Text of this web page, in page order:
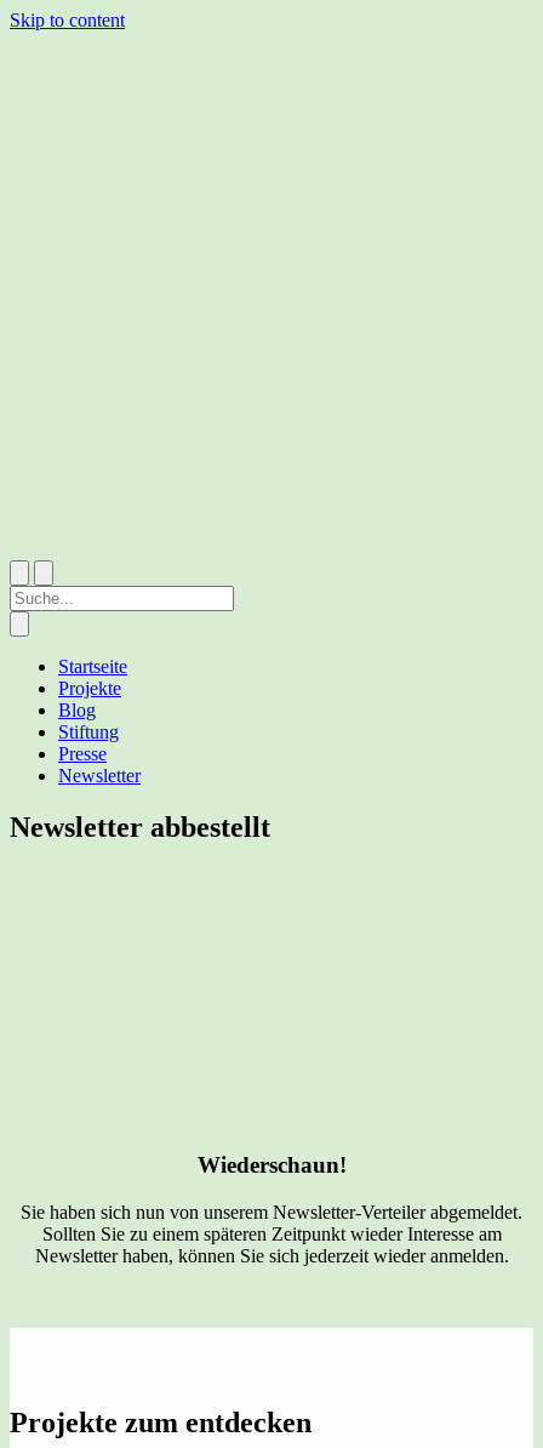
Skip to content
Startseite
Projekte
Blog
Stiftung
Presse
Newsletter
Newsletter abbestellt
Wiederschaun!
Sie haben sich nun von unserem Newsletter-Verteiler abgemeldet.
Sollten Sie zu einem späteren Zeitpunkt wieder Interesse am
Newsletter haben, können Sie sich jederzeit wieder anmelden.
Projekte zum entdecken